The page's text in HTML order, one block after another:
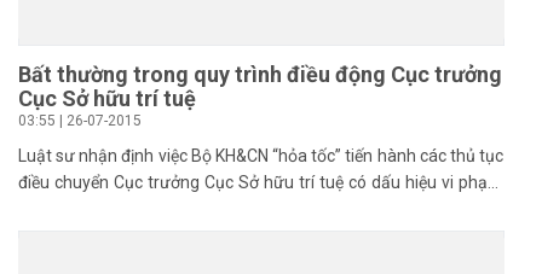
Bất thường trong quy trình điều động Cục trưởng
Cục Sở hữu trí tuệ
03:55 | 26-07-2015
Luật sư nhận định việc Bộ KH&CN “hỏa tốc” tiến hành các thủ tục
điều chuyển Cục trưởng Cục Sở hữu trí tuệ có dấu hiệu vi phạm